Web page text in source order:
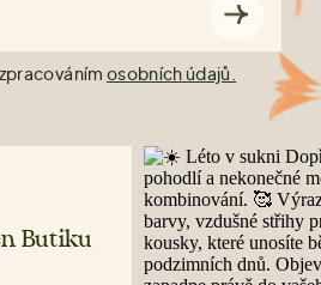
osobních údajů.
Butiku